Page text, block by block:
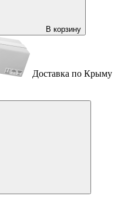
В корзину
Доставка по Крыму